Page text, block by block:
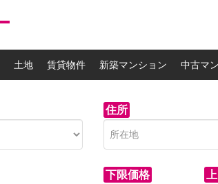
土地 賃貸物件 新築マンション 中古マ
住所
下限価格